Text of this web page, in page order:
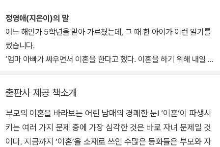
어 눈이 퉁퉁 붓도록 울고 또 울었어요.
그 때 누나가 눈물을 닦으며 말했어요.
“진호야, 너 엄마 안 따라가도 돼.”
“왜?”
누나가 잠시 말을 멈췄어요. 나는 누나 입만 바라보고 있었어요.
으며, 그린 책으로 《내가 먼저 말 걸기》, 《잔소리 없는 날》, 《열두 살
에 부자가 된 키라》, 《여자는 힘이 세다》, 《사람이 아름답다》, 《나와
조금 다를 뿐이야》, 《권민 장민 표민》, 《언제나 사랑해》, 《내가 먼저
말 걸기》, 《꺼벙이 억수》, 《네 손가락의 피아니스트》, 《어린이를 위
정영애(지은이)의 말
어느 해인가 5학년을 맡아 가르쳤는데, 그 때 한 아이가 이런 일기를
썼습니다.
‘엄마 아빠가 싸우면서 이혼을 한다고 했다. 이혼을 하기 위해 내일 서
둘은 약속했다. 나는 아빠를 따라가고 형은 엄마를 따라가기로 하고
손가락을 걸었다. 우리가 없으면 엄마 아빠가 불쌍하기 때문이다.’
대략 이런 내용이었지요.
나는 일기를 읽으며, 옆방에서 숨을 죽이며 불안해하는 아이들이 떠
올랐습니다.
출판사 제공 책소개
부모의 이혼을 바라보는 어린 남매의 경쾌한 눈! ‘이혼’이 파생시
키는 여러 가지 문제 중에 가장 심각한 것은 바로 자녀 문제일 것
이다. 지금까지 ‘이혼’을 소재로 쓰인 수많은 동화들은 부모와 자